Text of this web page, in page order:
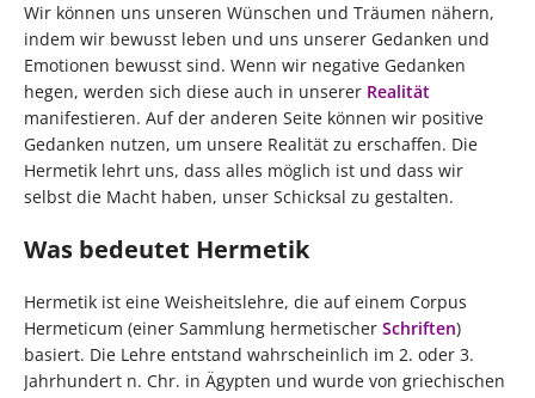
Wir können uns unseren Wünschen und Träumen nähern,
indem wir bewusst leben und uns unserer Gedanken und
Emotionen bewusst sind. Wenn wir negative Gedanken
hegen, werden sich diese auch in unserer Realität
manifestieren. Auf der anderen Seite können wir positive
Gedanken nutzen, um unsere Realität zu erschaffen. Die
Hermetik lehrt uns, dass alles möglich ist und dass wir
selbst die Macht haben, unser Schicksal zu gestalten.
Was bedeutet Hermetik
Hermetik ist eine Weisheitslehre, die auf einem Corpus
Hermeticum (einer Sammlung hermetischer Schriften)
basiert. Die Lehre entstand wahrscheinlich im 2. oder 3.
Jahrhundert n. Chr. in Ägypten und wurde von griechischen